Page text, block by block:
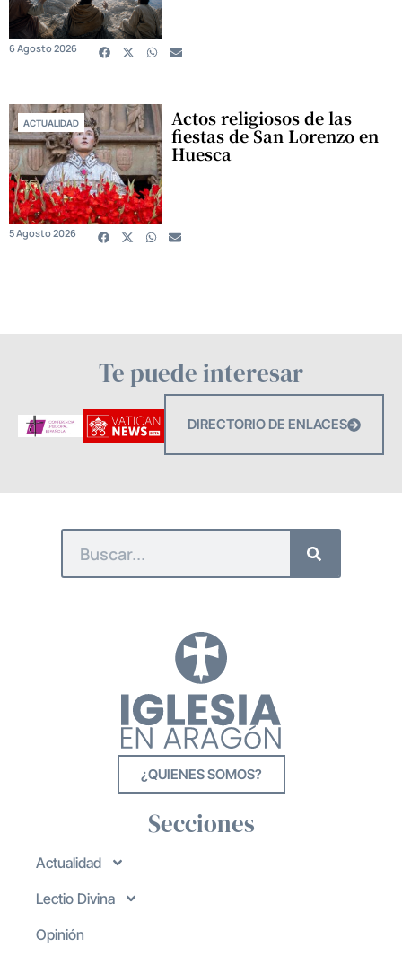
6 Agosto 2026
ACTUALIDAD Actos religiosos de las
fiestas de San Lorenzo en
Huesca
5 Agosto 2026
Te puede interesar
DIRECTORIO DE ENLACES
¿QUIENES SOMOS?
Secciones
Actualidad
Lectio Divina
Opinión